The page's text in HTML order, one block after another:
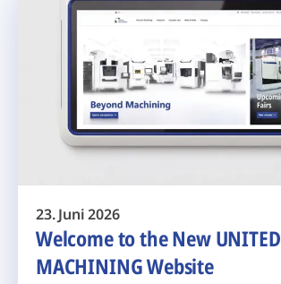
23. Juni 2026
Welcome to the New UNITED
MACHINING Website